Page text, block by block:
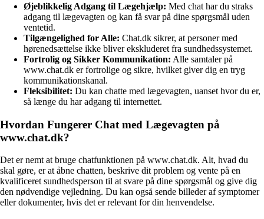
Øjeblikkelig Adgang til Lægehjælp: Med chat har du straks
adgang til lægevagten og kan få svar på dine spørgsmål uden
ventetid.
Tilgængelighed for Alle: Chat.dk sikrer, at personer med
hørenedsættelse ikke bliver ekskluderet fra sundhedssystemet.
Fortrolig og Sikker Kommunikation: Alle samtaler på
www.chat.dk er fortrolige og sikre, hvilket giver dig en tryg
kommunikationskanal.
Fleksibilitet: Du kan chatte med lægevagten, uanset hvor du er,
så længe du har adgang til internettet.
Hvordan Fungerer Chat med Lægevagten på
www.chat.dk?
Det er nemt at bruge chatfunktionen på www.chat.dk. Alt, hvad du
skal gøre, er at åbne chatten, beskrive dit problem og vente på en
kvalificeret sundhedsperson til at svare på dine spørgsmål og give dig
den nødvendige vejledning. Du kan også sende billeder af symptomer
eller dokumenter, hvis det er relevant for din henvendelse.